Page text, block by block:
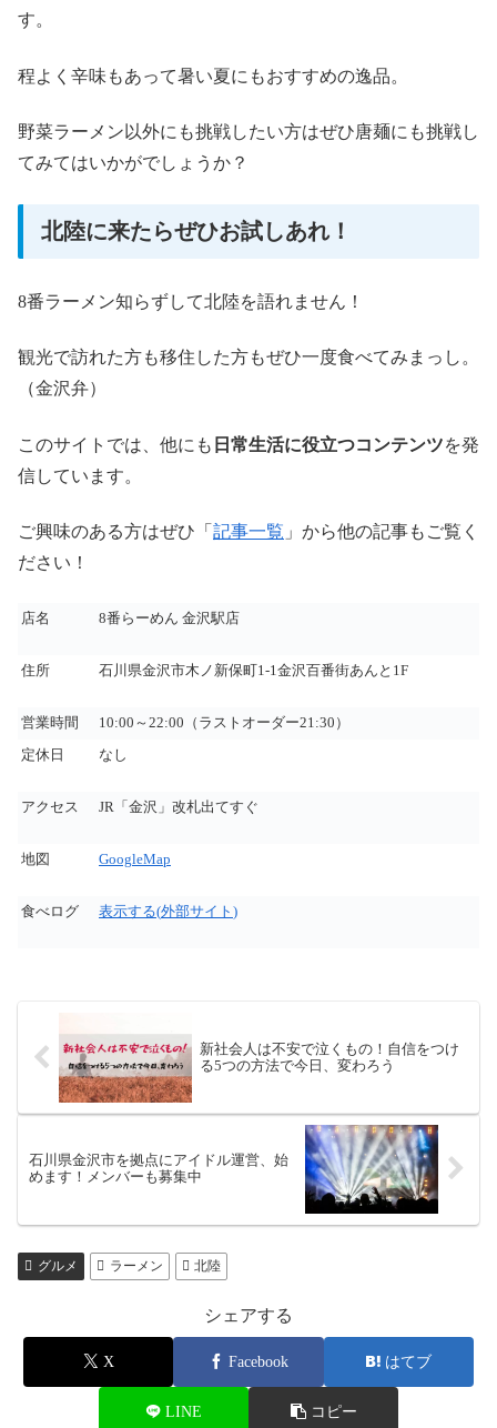
す。
程よく辛味もあって暑い夏にもおすすめの逸品。
野菜ラーメン以外にも挑戦したい方はぜひ唐麺にも挑戦し
てみてはいかがでしょうか？
北陸に来たらぜひお試しあれ！
8番ラーメン知らずして北陸を語れません！
観光で訪れた方も移住した方もぜひ一度食べてみまっし。
（金沢弁）
このサイトでは、他にも 日常生活に役立つコンテンツを発
信しています。
ご興味のある方はぜひ「 記事一覧 」から他の記事もご覧く
ださい！
店名 8番らーめん 金沢駅店
住所 石川県金沢市木ノ新保町1-1金沢百番街あんと1F
営業時間 10:00～22:00（ラストオーダー21:30）
定休日 なし
アクセス JR 「金沢」改札出てすぐ
地図 GoogleMap
食べログ 表示する(外部サイト )
新社会人は不安で泣くもの！自信をつけ
る5つの方法で今日、変わろう
石川県金沢市を拠点にアイドル運営、始
めます！メンバーも募集中
グルメ ラーメン 北陸
シェアする
X Facebook はてブ
LINE コピー